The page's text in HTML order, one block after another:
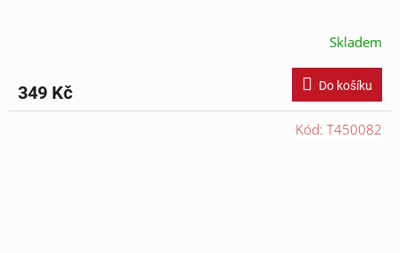
Skladem
349 Kč Do košíku
Kód: T450082